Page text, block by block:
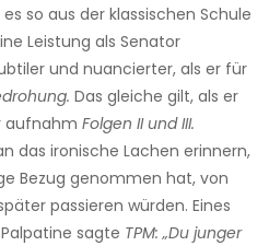
so aus der klassischen Schule
Leistung als Senator
und nuancierter, als er für
Das gleiche gilt, als er
aufnahm Folgen II und III.
das ironische Lachen erinnern,
Bezug genommen hat, von
passieren würden. Eines
sagte TPM: „Du junger